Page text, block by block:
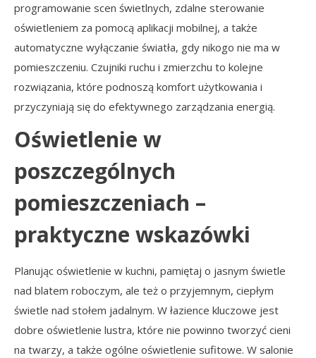
programowanie scen świetlnych, zdalne sterowanie
oświetleniem za pomocą aplikacji mobilnej, a także
automatyczne wyłączanie światła, gdy nikogo nie ma w
pomieszczeniu. Czujniki ruchu i zmierzchu to kolejne
rozwiązania, które podnoszą komfort użytkowania i
przyczyniają się do efektywnego zarządzania energią.
Oświetlenie w
poszczególnych
pomieszczeniach –
praktyczne wskazówki
Planując oświetlenie w kuchni, pamiętaj o jasnym świetle
nad blatem roboczym, ale też o przyjemnym, ciepłym
świetle nad stołem jadalnym. W łazience kluczowe jest
dobre oświetlenie lustra, które nie powinno tworzyć cieni
na twarzy, a także ogólne oświetlenie sufitowe. W salonie